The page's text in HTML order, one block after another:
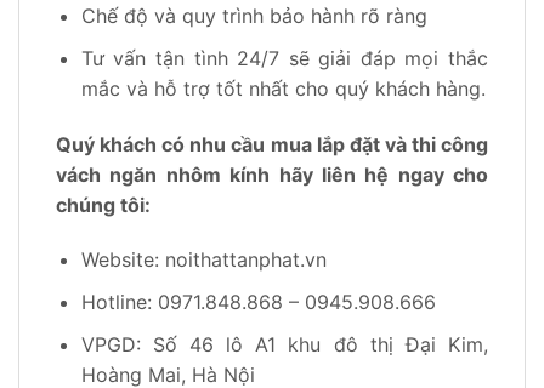
Chế độ và quy trình bảo hành rõ ràng
Tư vấn tận tình 24/7 sẽ giải đáp mọi thắc
mắc và hỗ trợ tốt nhất cho quý khách hàng.
Quý khách có nhu cầu mua lắp đặt và thi công
vách ngăn nhôm kính hãy liên hệ ngay cho
chúng tôi:
Website: noithattanphat.vn
Hotline: 0971.848.868 – 0945.908.666
VPGD: Số 46 lô A1 khu đô thị Đại Kim,
Hoàng Mai, Hà Nội